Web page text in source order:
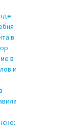
в
в
и